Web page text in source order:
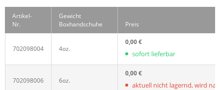
Artikel-
Nr.
Gewicht
Boxhandschuhe
Preis
702098004 4oz.
0,00 €
sofort lieferbar
702098006 6oz.
0,00 €
aktuell nicht lagernd, wird